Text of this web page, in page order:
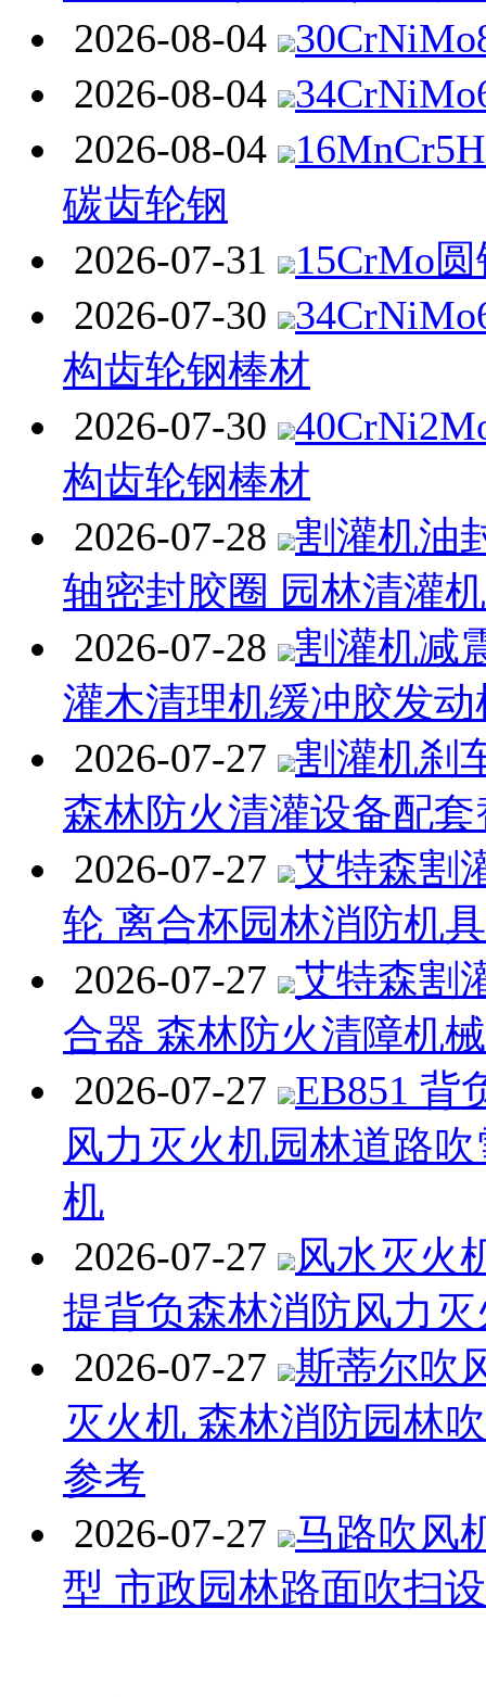
2026-08-04
2026-08-04
2026-08-04
碳齿轮钢
2026-07-31
15CrMo
2026-07-30
构齿轮钢棒材
2026-07-30
构齿轮钢棒材
2026-07-28
割灌机油
轴密封胶圈 园林清灌
2026-07-28
割灌机减
灌木清理机缓冲胶发
2026-07-27
割灌机刹
森林防火清灌设备配
2026-07-27
艾特森割
轮 离合杯园林消防机
2026-07-27
艾特森割
合器 森林防火清障机
2026-07-27
EB851 背
风力灭火机园林道路
机
2026-07-27
风水灭火
提背负森林消防风力
2026-07-27
斯蒂尔吹
灭火机 森林消防园林
参考
2026-07-27
马路吹风
型 市政园林路面吹扫